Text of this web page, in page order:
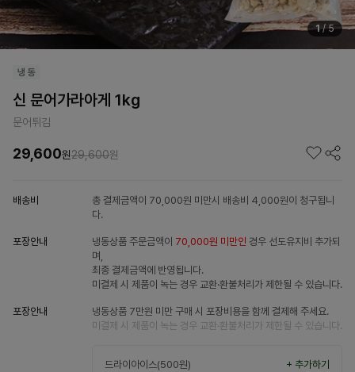
1/5
신 문어가라아게 1kg
문어튀김
29,600원29,600원
배송비
총 결제금액이 70,000원 미만시 배송비 4,000원이 청구됩니
다.
포장안내 냉동상품 주문금액이 70,000원 미만인 경우 선도유지비 추가되
며,
최종 결제금액에 반영됩니다.
미결제 시 제품이 녹는 경우 교환·환불처리가 제한될 수 있습니다.
포장안내
냉동상품 7만원 미만 구매 시 포장비용을 함께 결제해 주세요.
미결제 시 제품이 녹는 경우 교환·환불처리가 제한될 수 있습니다.
드라이아이스(500원) + 추가하기